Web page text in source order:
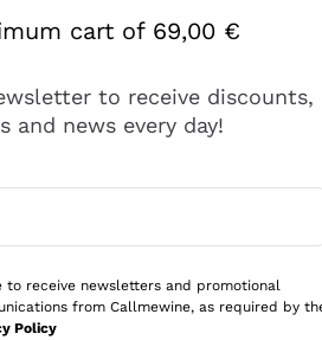
ci sono alternative che
cart of 69,00 €
to receive discounts,
and news every day!
to receive newsletters and promotional
from Callmewine, as required by
Policy